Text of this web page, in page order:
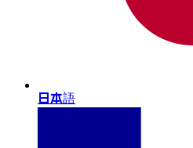
日本語